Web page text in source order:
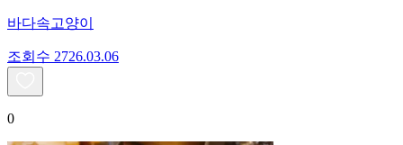
바다속고양이
조회수 2726.03.06
0